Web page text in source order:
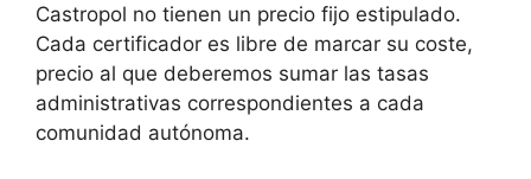
Castropol no tienen un precio fijo estipulado.
Cada certificador es libre de marcar su coste,
precio al que deberemos sumar las tasas
administrativas correspondientes a cada
comunidad autónoma.